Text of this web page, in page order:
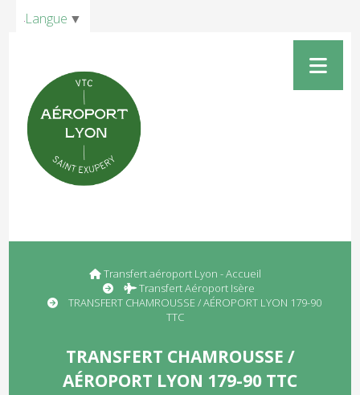
Transfert aéroport Lyon - Accueil
Transfert Aéroport Isère
TRANSFERT CHAMROUSSE / AÉROPORT LYON 179-90
TTC
TRANSFERT CHAMROUSSE /
AÉROPORT LYON 179-90 TTC
Langue ▼